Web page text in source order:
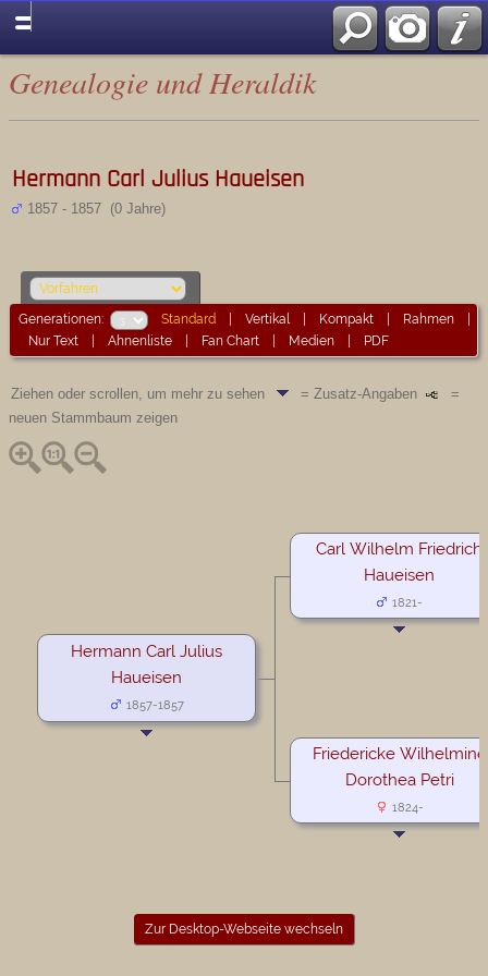
Genealogie und Heraldik
Hermann Carl Julius Haueisen
1857 - 1857 (0 Jahre)
Generationen: Standard |Vertikal| Kompakt Rahmen
Nur Text |Ahnenliste Fan Chart Medien PDF
Ziehen oder scrollen, um mehr zu sehen = Zusatz-Angaben
=
neuen Stammbaum zeigen
Hermann Carl Julius
Haueisen
1857-1857
Carl Wilhelm Friedrich
Haueisen
1821-
Friedericke Wilhelmine
Dorothea Petri
1824-
Zur Desktop-Webseite wechseln